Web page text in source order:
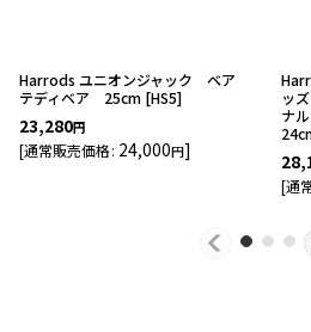
Harrods ユニオンジャック ベア
テディベア 25cm [HS5]
23,280円
[通常販売価格: 24,000円]
ッ
ナ
[通